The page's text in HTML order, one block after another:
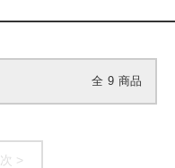
全 9 商品
次 >